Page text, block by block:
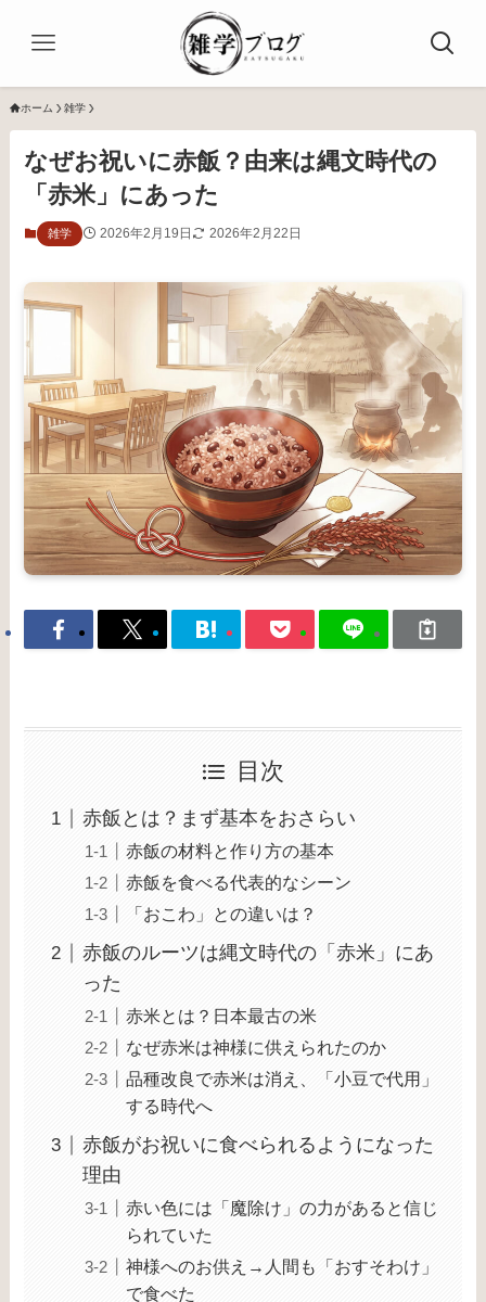
ホーム 雑学
なぜお祝いに赤飯？由来は縄文時代の
「赤米」にあった
雑学 2026年2月19日 2026年2月22日
目次
赤飯とは？まず基本をおさらい
赤飯の材料と作り方の基本
赤飯を食べる代表的なシーン
「おこわ」との違いは？
赤飯のルーツは縄文時代の「赤米」にあ
った
赤米とは？日本最古の米
なぜ赤米は神様に供えられたのか
品種改良で赤米は消え、「小豆で代用」
する時代へ
赤飯がお祝いに食べられるようになった
理由
赤い色には「魔除け」の力があると信じ
られていた
神様へのお供え→人間も「おすそわけ」
で食べた